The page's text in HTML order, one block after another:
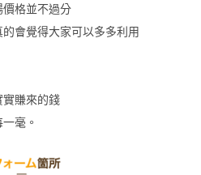
格並不過分
會覺得大家可以多多利用
賺來的錢
毫。